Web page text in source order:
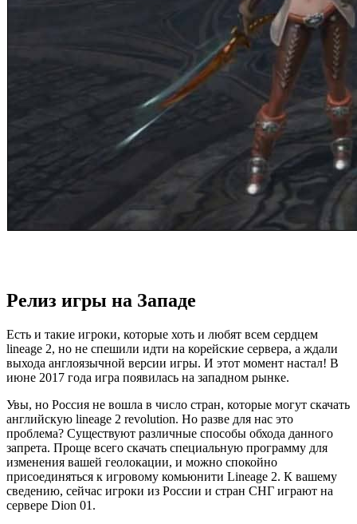
Релиз игры на Западе
Есть и такие игроки, которые хоть и любят всем сердцем
lineage 2, но не спешили идти на корейские сервера, а ждали
выхода англоязычной версии игры. И этот момент настал! В
июне 2017 года игра появилась на западном рынке.
Увы, но Россия не вошла в число стран, которые могут скачать
английскую lineage 2 revolution. Но разве для нас это
проблема? Существуют различные способы обхода данного
запрета. Проще всего скачать специальную программу для
изменения вашей геолокации, и можно спокойно
присоединяться к игровому комьюнити Lineage 2. К вашему
сведению, сейчас игроки из России и стран СНГ играют на
сервере Dion 01.